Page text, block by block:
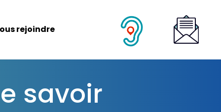
rejoindre
savoir